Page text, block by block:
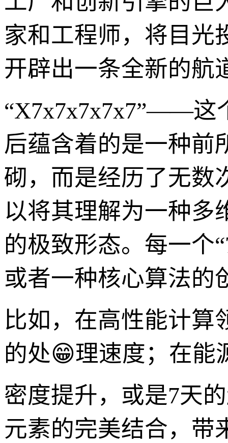
家和工程师，将目光
开辟出一条全新的航
“X7x7x7x7x7”——这
后蕴含着的是一种前
砌，而是经历了无数
以将其理解为一种多
的极致形态。每一个
或者一种核心算法的
比如，在高性能计算
的处😁理速度；在能
密度提升，或是7天
元素的完美结合，带